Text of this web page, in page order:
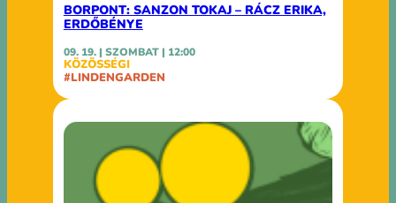
BORPONT: SANZON TOKAJ – RÁCZ ERIKA,
ERDŐBÉNYE
09. 19. | SZOMBAT | 12:00
KÖZÖSSÉGI
#LINDENGARDEN